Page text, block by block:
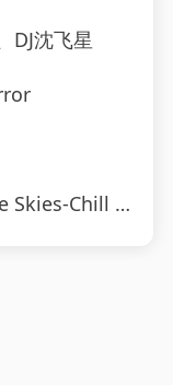
DJ沈飞星
、Lo-Fi Beats